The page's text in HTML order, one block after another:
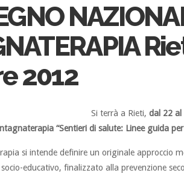
2012
Si terrà a Rieti, dal 22 al
“Sentieri di salute: Linee guida
si intende definire un originale approccio
educativo, finalizzato alla prevenzione